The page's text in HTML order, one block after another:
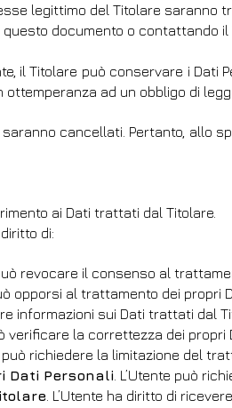
legittimo del Titolare
documento o contattando il
il Titolare può conservare i
ad un obbligo di
cancellati. Pertanto,
ai Dati trattati dal Titolare.
di:
può revocare il consenso al
opporsi al trattamento dei
informazioni sui Dati trattati
verificare la correttezza dei
può richiedere la limitazione del
Dati Personali . L’Utente può
. L’Utente ha diritto di